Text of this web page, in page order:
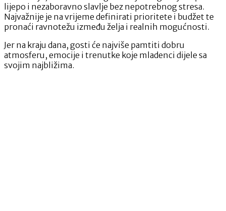
lijepo i nezaboravno slavlje bez nepotrebnog stresa.
Najvažnije je na vrijeme definirati prioritete i budžet te
pronaći ravnotežu između želja i realnih mogućnosti.
Jer na kraju dana, gosti će najviše pamtiti dobru
atmosferu, emocije i trenutke koje mladenci dijele sa
svojim najbližima.